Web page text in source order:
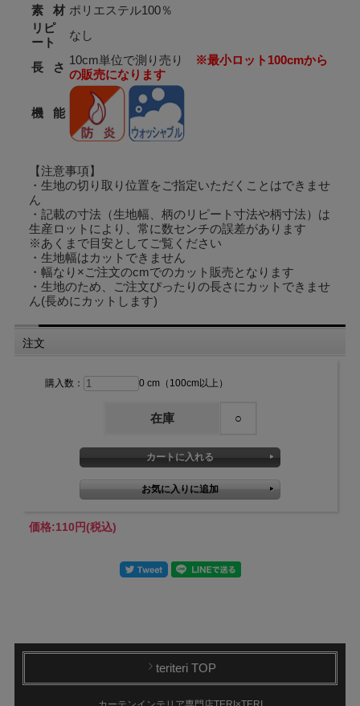
・多少薄くて光沢があり、シャリ感で涼しげな素材です
・テーブルクロス、カルトナージュなどのインテリア作りにオススメです
・ウォッシャブル生地となっているので、洗濯可能です
【購入方法】
※表示価格は、生地10cmあたりの価格になります
※100cm〈数量が10〉以上、10cm単位での販売になります
120ｃm ご注文の場合
数量を〈12〉としてください
◇10m ご注文の場合
数量を
素 材 ポリエステル100％
リピ
ート
なし
長 さ
10cm単位で測り売り
※最小ロット100cmから
の販売になります
機 能
【注意事項】
・生地の切り取り位置をご指定いただくことはできませ
ん
・記載の寸法（生地幅、柄のリピート寸法や柄寸法）は
生産ロットにより、常に数センチの誤差があります
※あくまで目安としてご覧ください
・生地幅はカットできません
・幅なり×ご注文のcmでのカット販売となります
・生地のため、ご注文ぴったりの長さにカットできませ
ん(長めにカットします)
注文
購入数： 0 cm（100cm以上）
在庫 ○
価格:110円(税込)
teriteri TOP